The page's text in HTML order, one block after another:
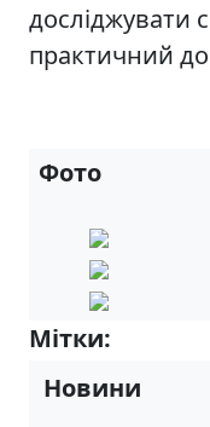
досліджувати
практичний
Фото
Мітки:
Новини